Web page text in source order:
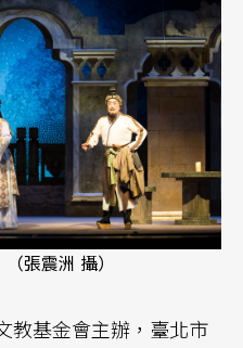
張震洲 攝）
教基金會主辦，臺北市